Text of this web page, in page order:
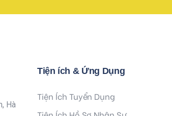
Hà
Tiện ích & Ứng Dụng
Tiện Ích Tuyển Dụng